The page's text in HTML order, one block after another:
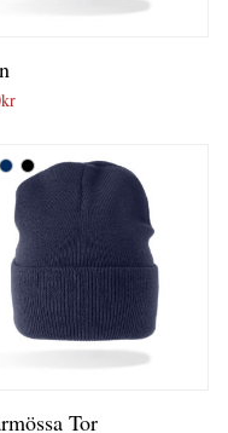
kr
Tor